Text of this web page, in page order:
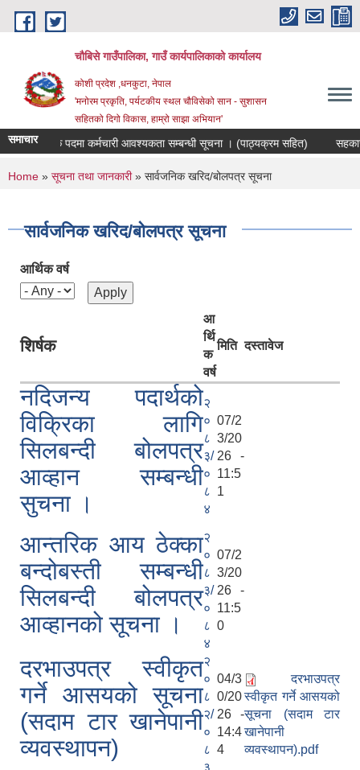
Skip to main content
चौबिसे गाउँपालिका, गाउँ कार्यपालिकाको कार्यालय
कोशी प्रदेश ,धनकुटा, नेपाल
'मनोरम प्रकृति, पर्यटकीय स्थल चौविसेको सान - सुशासन
सहितको दिगो विकास, हाम्रो साझा अभियान'
समाचारसंयोजक पदमा कर्मचारी आवश्यकता सम्बन्धी सूचना । (पाठ्यक्रम सहित)
You are here
Home » सूचना तथा जानकारी» सार्वजनिक खरिद/बोलपत्र सूचना
सार्वजनिक खरिद/बोलपत्र सूचना
आर्थिक वर्ष
शिर्षक
आ
र्थि
क
वर्ष
मिति दस्तावेज
नदिजन्य पदार्थको
विक्रिका लागि
सिलबन्दी बोलपत्र
आव्हान सम्बन्धी
सुचना ।
२
०
८
३/
०
८
४
07/2
3/20
26 -
11:5
1
आन्तरिक आय ठेक्का
बन्दोबस्ती सम्बन्धी
सिलबन्दी बोलपत्र
आव्हानको सूचना ।
२
०
८
३/
०
८
४
07/2
3/20
26 -
11:5
0
दरभाउपत्र स्वीकृत
गर्ने आसयको सूचना
(सदाम टार खानेपानी
व्यवस्थापन)
२
०
८
२/
०
८
३
04/3
0/20
26 -
14:4
4
दरभाउपत्र
स्वीकृत गर्ने आसयको
सूचना (सदाम टार
खानेपानी
व्यवस्थापन).pdf